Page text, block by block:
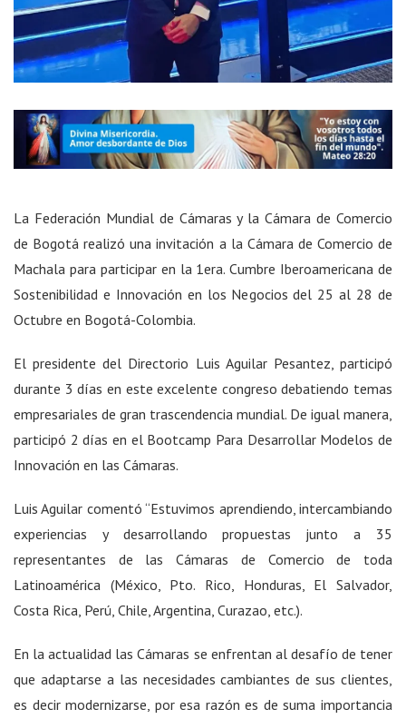
La Federación Mundial de Cámaras y la Cámara de Comercio
de Bogotá realizó una invitación a la Cámara de Comercio de
Machala para participar en la 1era. Cumbre Iberoamericana de
Sostenibilidad e Innovación en los Negocios del 25 al 28 de
Octubre en Bogotá-Colombia.
El presidente del Directorio Luis Aguilar Pesantez, participó
durante 3 días en este excelente congreso debatiendo temas
empresariales de gran trascendencia mundial. De igual manera,
participó 2 días en el Bootcamp Para Desarrollar Modelos de
Innovación en las Cámaras.
Luis Aguilar comentó “Estuvimos aprendiendo, intercambiando
experiencias y desarrollando propuestas junto a 35
representantes de las Cámaras de Comercio de toda
Latinoamérica (México, Pto. Rico, Honduras, El Salvador,
Costa Rica, Perú, Chile, Argentina, Curazao, etc.).
En la actualidad las Cámaras se enfrentan al desafío de tener
que adaptarse a las necesidades cambiantes de sus clientes,
es decir modernizarse, por esa razón es de suma importancia